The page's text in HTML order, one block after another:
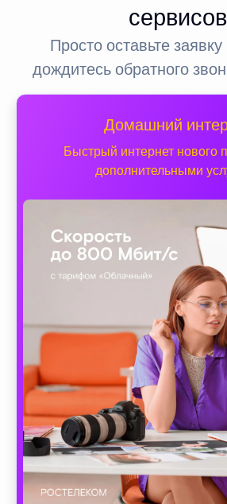
сервисов
Просто оставьте
дождитесь обратного
Домашний
Быстрый интернет нового
дополнительными